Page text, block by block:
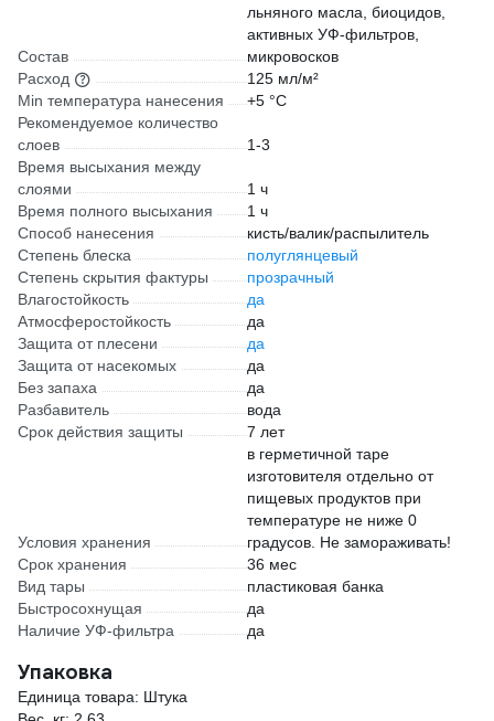
Состав
льняного масла, биоцидов,
активных УФ-фильтров,
микровосков
Расход
125 мл/м²
Min температура нанесения
+5 °С
Рекомендуемое количество
слоев
1-3
Время высыхания между
слоями
1 ч
Время полного высыхания
1 ч
Способ нанесения
кисть/валик/распылитель
Степень блеска
полуглянцевый
Степень скрытия фактуры
прозрачный
Влагостойкость
да
Атмосферостойкость
да
Защита от плесени
да
Защита от насекомых
да
Без запаха
да
Разбавитель
вода
Срок действия защиты
7 лет
Условия хранения
в герметичной таре
изготовителя отдельно от
пищевых продуктов при
температуре не ниже 0
градусов. Не замораживать!
Срок хранения
36 мес
Вид тары
пластиковая банка
Быстросохнущая
да
Наличие УФ-фильтра
да
Упаковка
Единица товара: Штука